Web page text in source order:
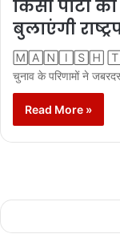
किसी पार्टी
बुलाएंगी
🄼🄰🄽🄸🅂🄷
चुनाव के परिणामों ने
Read More »